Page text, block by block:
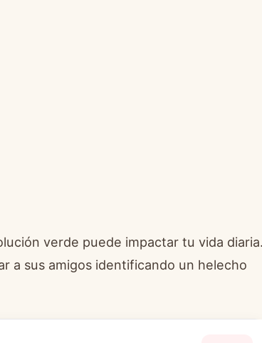
verde puede impactar tu vida
a sus amigos identificando un helecho